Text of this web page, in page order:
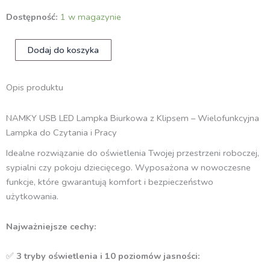
Dostępność: 1 w magazynie
ilość
USB
Lampka
z
Dodaj do koszyka
Opis produktu
NAMKY USB LED Lampka Biurkowa z Klipsem – Wielofunkcyjna
Lampka do Czytania i Pracy
Idealne rozwiązanie do oświetlenia Twojej przestrzeni roboczej,
sypialni czy pokoju dziecięcego. Wyposażona w nowoczesne
funkcje, które gwarantują komfort i bezpieczeństwo
użytkowania.
Najważniejsze cechy:
✅ 3 tryby oświetlenia i 10 poziomów jasności: